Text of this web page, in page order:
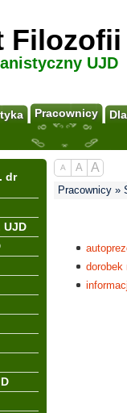
UJD
Pracownicy
dr
UJD
A A A
Pracownicy »
dorobek